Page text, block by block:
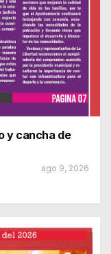
y cancha de
ago 9, 2026